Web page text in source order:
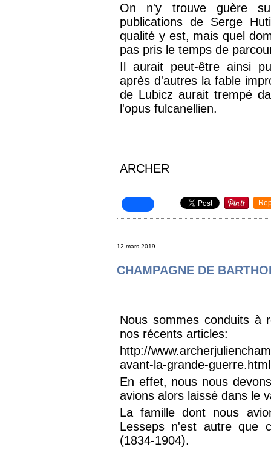
On n'y trouve guère
publications de Serge
qualité y est, mais quel
pas pris le temps de
Il aurait peut-être ainsi
après d'autres la fable
de Lubicz aurait trempé
l'opus fulcanellien.
ARCHER
12 mars 2019
CHAMPAGNE DE
Nous sommes conduits à
nos récents articles:
http://
avant-la-grande-guerre.html
En effet, nous nous
avions alors laissé dans le
La famille dont nous
Lesseps n'est autre que
(1834-1904).